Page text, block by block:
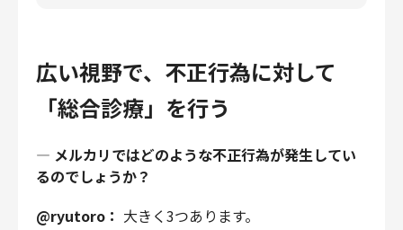
広い視野で、不正行為に対して
「総合診療」を行う
— メルカリではどのような不正行為が発生してい
るのでしょうか？
@ryutoro： 大きく3つあります。